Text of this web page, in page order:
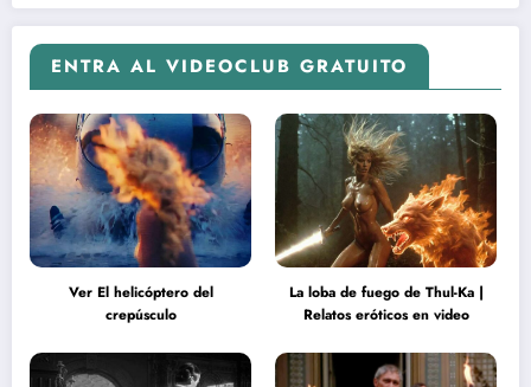
ENTRA AL VIDEOCLUB GRATUITO
Ver El helicóptero del
crepúsculo
La loba de fuego de Thul-Ka |
Relatos eróticos en video